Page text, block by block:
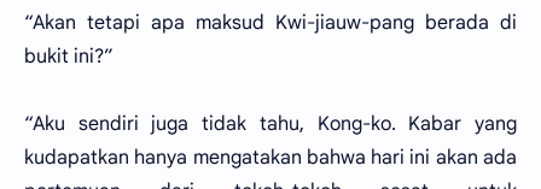
“Akan tetapi apa maksud Kwi-jiauw-pang berada di
bukit ini?”
“Aku sendiri juga tidak tahu, Kong-ko. Kabar yang
kudapatkan hanya mengatakan bahwa hari ini akan ada